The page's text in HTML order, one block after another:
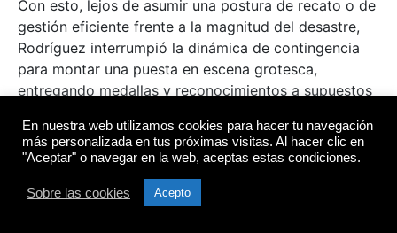
Con esto, lejos de asumir una postura de recato o de
gestión eficiente frente a la magnitud del desastre,
Rodríguez interrumpió la dinámica de contingencia
para montar una puesta en escena grotesca,
entregando medallas y reconocimientos a supuestos
de adjudicarse un protagonismo que no le
corresponde.
Este «show barato» reincide en la misma
estratagema utilizada en los días más oscuros de la
En nuestra web utilizamos cookies para hacer tu navegación
más personalizada en tus próximas visitas. Al hacer clic en
"Aceptar" o navegar en la web, aceptas estas condiciones.
Sobre las cookies Acepto